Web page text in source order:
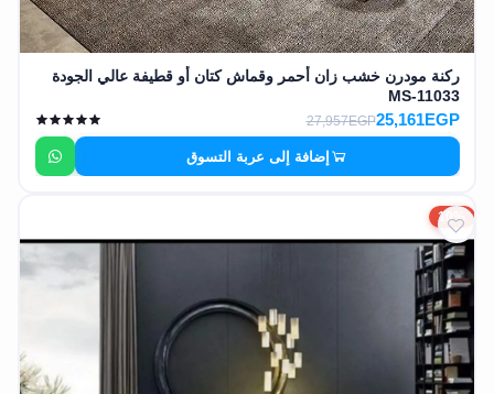
ركنة مودرن خشب زان أحمر وقماش كتان أو قطيفة عالي الجودة
MS-11033
25,161EGP
27,957EGP
إضافة إلى عربة التسوق
10%